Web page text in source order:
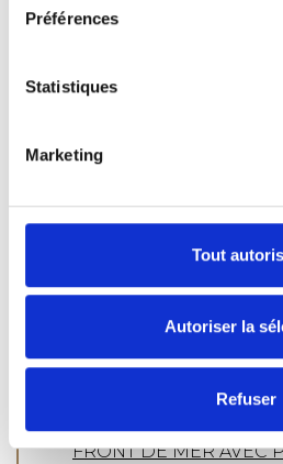
Préférences
Statistiques
Marketing
Tout
Autoriser la
Refuser
SUITES JUNIOR
SUITES PREMIUM 2
DE MER
SUITE BUNGALOW DE
PLAN OUVERT
DREAM VILLA ATHENA
FRONT DE MER AVEC